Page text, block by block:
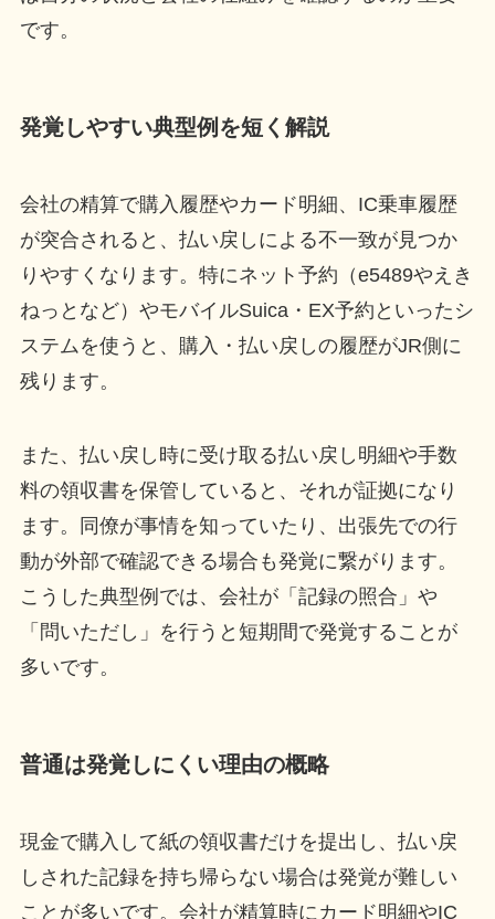
です。
発覚しやすい典型例を短く解説
会社の精算で購入履歴やカード明細、IC乗車履歴
が突合されると、払い戻しによる不一致が見つか
りやすくなります。特にネット予約（e5489やえき
ねっとなど）やモバイルSuica・EX予約といったシ
ステムを使うと、購入・払い戻しの履歴がJR側に
残ります。
また、払い戻し時に受け取る払い戻し明細や手数
料の領収書を保管していると、それが証拠になり
ます。同僚が事情を知っていたり、出張先での行
動が外部で確認できる場合も発覚に繋がります。
こうした典型例では、会社が「記録の照合」や
「問いただし」を行うと短期間で発覚することが
多いです。
普通は発覚しにくい理由の概略
現金で購入して紙の領収書だけを提出し、払い戻
しされた記録を持ち帰らない場合は発覚が難しい
ことが多いです。会社が精算時にカード明細やIC